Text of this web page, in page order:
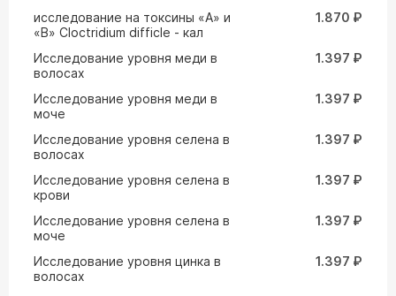
исследование на токсины «А» и
«В» Cloctridium difficle - кал
1.870 ₽
Исследование уровня меди в
волосах
1.397 ₽
Исследование уровня меди в
моче
1.397 ₽
Исследование уровня селена в
волосах
1.397 ₽
Исследование уровня селена в
крови
1.397 ₽
Исследование уровня селена в
моче
1.397 ₽
Исследование уровня цинка в
волосах
1.397 ₽